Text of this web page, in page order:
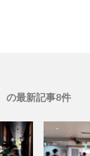
の最新記事8件